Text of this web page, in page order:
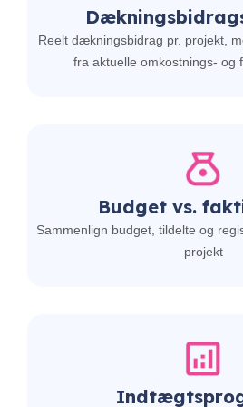
Reelt dækningsbidrag pr. projekt,
fra aktuelle omkostnings- og
Budget vs.
Sammenlign budget, tildelte og
projekt